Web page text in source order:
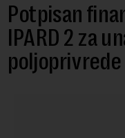
Potpisan
IPARD 2 za
poljoprivrede